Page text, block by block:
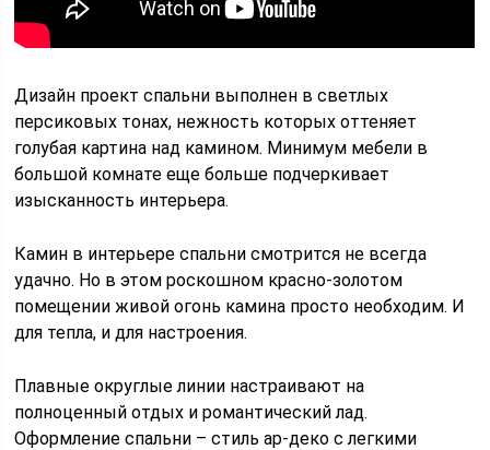
Дизайн проект спальни выполнен в светлых
персиковых тонах, нежность которых оттеняет
голубая картина над камином. Минимум мебели в
большой комнате еще больше подчеркивает
изысканность интерьера.
Камин в интерьере спальни смотрится не всегда
удачно. Но в этом роскошном красно-золотом
помещении живой огонь камина просто необходим. И
для тепла, и для настроения.
Плавные округлые линии настраивают на
полноценный отдых и романтический лад.
Оформление спальни – стиль ар-деко с легкими